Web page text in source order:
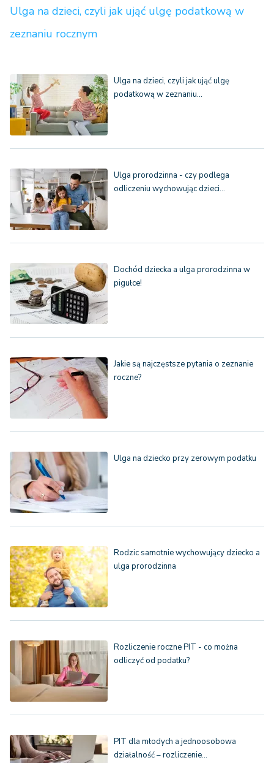
Ulga na dzieci, czyli jak ująć ulgę podatkową w
zeznaniu rocznym
Ulga na dzieci, czyli jak ująć ulgę
podatkową w zeznaniu…
Ulga prorodzinna - czy podlega
odliczeniu wychowując dzieci…
Dochód dziecka a ulga prorodzinna w
pigułce!
Jakie są najczęstsze pytania o zeznanie
roczne?
Ulga na dziecko przy zerowym podatku
Rodzic samotnie wychowujący dziecko a
ulga prorodzinna
Rozliczenie roczne PIT - co można
odliczyć od podatku?
PIT dla młodych a jednoosobowa
działalność – rozliczenie…